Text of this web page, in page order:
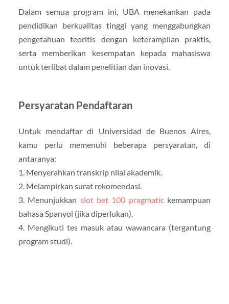
Dalam semua program ini, UBA menekankan pada
pendidikan berkualitas tinggi yang menggabungkan
pengetahuan teoritis dengan keterampilan praktis,
serta memberikan kesempatan kepada mahasiswa
untuk terlibat dalam penelitian dan inovasi.
Persyaratan Pendaftaran
Untuk mendaftar di Universidad de Buenos Aires,
kamu perlu memenuhi beberapa persyaratan, di
antaranya:
1. Menyerahkan transkrip nilai akademik.
2. Melampirkan surat rekomendasi.
3. Menunjukkan slot bet 100 pragmatickemampuan
bahasa Spanyol (jika diperlukan).
4. Mengikuti tes masuk atau wawancara (tergantung
program studi).